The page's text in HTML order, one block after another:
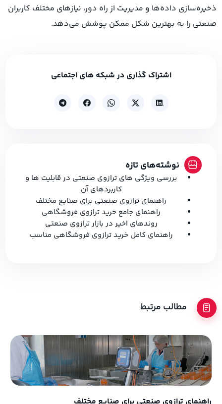
ذخیره‌سازی داده‌ها و مدیریت از راه دور، نیازهای مختلف کاربران
صنعتی را به بهترین شکل ممکن پوشش می‌دهد.
اشتراک گذاری در شبکه های اجتماعی
نوشته‌های تازه
بررسی ویژگی های ترازوی صنعتی در قابلیت ها و
کاربردهای آن
راهنمای ترازوی صنعتی برای صنایع مختلف
راهنمای جامع خرید ترازوی فروشگاهی
روندهای اخیر در بازار ترازوی صنعتی
راهنمای کامل خرید ترازوی فروشگاهی مناسب
مطالب مرتبط